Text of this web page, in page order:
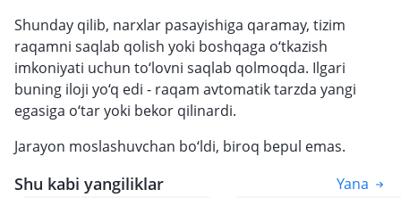
Shunday qilib, narxlar pasayishiga qaramay, tizim
raqamni saqlab qolish yoki boshqaga o‘tkazish
imkoniyati uchun to‘lovni saqlab qolmoqda. Ilgari
buning iloji yo‘q edi - raqam avtomatik tarzda yangi
egasiga o‘tar yoki bekor qilinardi.
Jarayon moslashuvchan bo‘ldi, biroq bepul emas.
Shu kabi yangiliklar Yana